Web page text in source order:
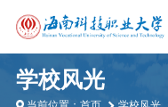
学校风光